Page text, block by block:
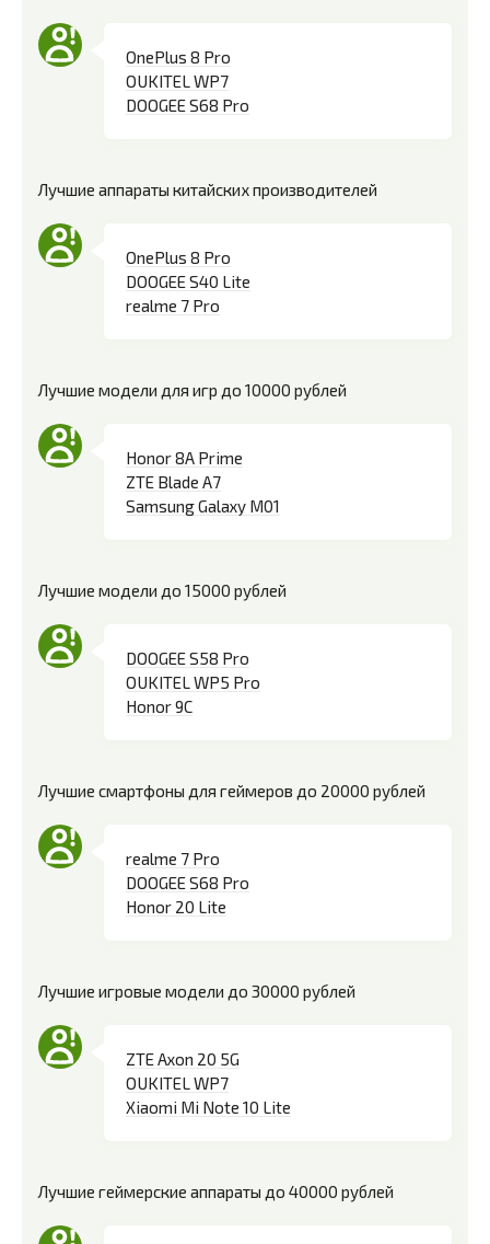
OnePlus 8 Pro
OUKITEL WP7
DOOGEE S68 Pro
Лучшие аппараты китайских производителей
OnePlus 8 Pro
DOOGEE S40 Lite
realme 7 Pro
Лучшие модели для игр до 10000 рублей
Honor 8A Prime
ZTE Blade A7
Samsung Galaxy M01
Лучшие модели до 15000 рублей
DOOGEE S58 Pro
OUKITEL WP5 Pro
Honor 9C
Лучшие смартфоны для геймеров до 20000 рублей
realme 7 Pro
DOOGEE S68 Pro
Honor 20 Lite
Лучшие игровые модели до 30000 рублей
ZTE Axon 20 5G
OUKITEL WP7
Xiaomi Mi Note 10 Lite
Лучшие геймерские аппараты до 40000 рублей